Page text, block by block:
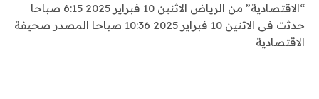
“الاقتصادية” من الرياض الاثنين 10 فبراير 2025 6:15 صباحا
حدثت فى الاثنين 10 فبراير 2025 10:36 صباحا المصدر صحيفة
الاقتصادية